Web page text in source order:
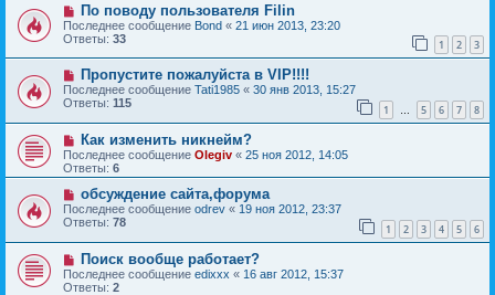
По поводу пользователя Filin
Последнее сообщение Bond « 21 июн 2013, 23:20
Ответы: 33 1 2 3
Пропустите пожалуйста в VIP!!!!
Последнее сообщение Tati1985 « 30 янв 2013, 15:27
Ответы: 115 1 … 5 6 7 8
Как изменить никнейм?
Последнее сообщение Olegiv « 25 ноя 2012, 14:05
Ответы: 6
обсуждение сайта,форума
Последнее сообщение odrev « 19 ноя 2012, 23:37
Ответы: 78 1 2 3 4 5 6
Поиск вообще работает?
Последнее сообщение edixxx « 16 авг 2012, 15:37
Ответы: 2